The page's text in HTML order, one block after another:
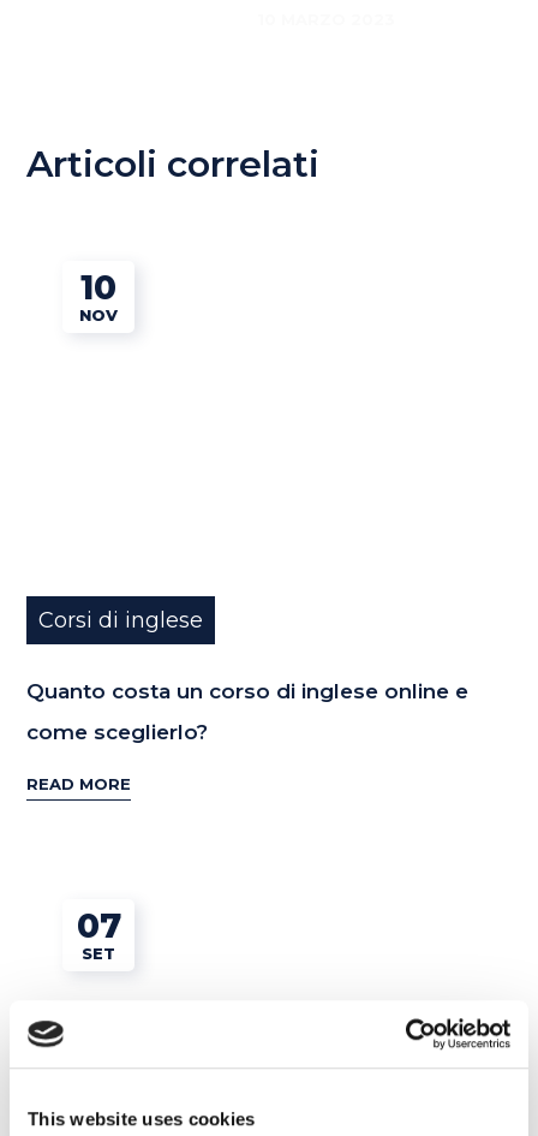
This website uses cookies
Articoli correlati
10
NOV
Corsi di inglese
Quanto costa un corso di inglese online e
come sceglierlo?
READ MORE
07
SET